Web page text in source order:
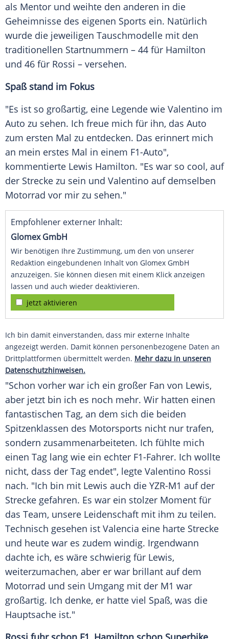
als Mentor und weihte den anderen in die
Geheimnisse des eigenen Sports ein. Natürlich
wurde die jeweiligen Tauschmodelle mit den
traditionellen Startnummern – 44 für Hamilton
und 46 für Rossi – versehen.
Spaß stand im Fokus
"Es ist so großartig, eine Legende wie Valentino im
Auto zu sehen. Ich freue mich für ihn, das Auto
zum ersten Mal zu entdecken. Das erinnert mich
an mein erstes Mal in einem F1-Auto",
kommentierte Lewis Hamilton. "Es war so cool, auf
der Strecke zu sein und Valentino auf demselben
Motorrad vor mir zu sehen."
Empfohlener externer Inhalt:
Glomex GmbH
Wir benötigen Ihre Zustimmung, um den von unserer
Redaktion eingebundenen Inhalt von Glomex GmbH
anzuzeigen. Sie können diesen mit einem Klick anzeigen
lassen und auch wieder deaktivieren.
jetzt aktivieren
Ich bin damit einverstanden, dass mir externe Inhalte
angezeigt werden. Damit können personenbezogene Daten an
Drittplattformen übermittelt werden. Mehr dazu in unseren
Datenschutzhinweisen.
"Schon vorher war ich ein großer Fan von Lewis,
aber jetzt bin ich es noch mehr. Wir hatten einen
fantastischen Tag, an dem sich die beiden
Spitzenklassen des Motorsports nicht nur trafen,
sondern zusammenarbeiteten. Ich fühlte mich
einen Tag lang wie ein echter F1-Fahrer. Ich wollte
nicht, dass der Tag endet", legte Valentino Rossi
nach. "Ich bin mit Lewis auch die YZR-M1 auf der
Strecke gefahren. Es war ein stolzer Moment für
das Team, unsere Leidenschaft mit ihm zu teilen.
Technisch gesehen ist Valencia eine harte Strecke
und heute war es zudem windig. Irgendwann
dachte ich, es wäre schwierig für Lewis,
weiterzumachen, aber er war brillant auf dem
Motorrad und sein Umgang mit der M1 war
großartig. Ich denke, er hatte viel Spaß, was die
Hauptsache ist."